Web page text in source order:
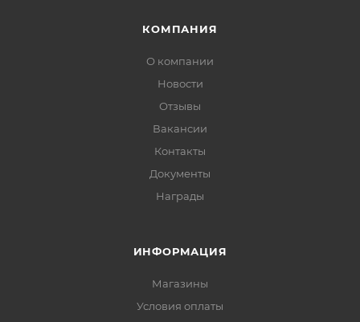
КОМПАНИЯ
О компании
Новости
Отзывы
Вакансии
Контакты
Документы
Награды
ИНФОРМАЦИЯ
Магазины
Условия оплаты